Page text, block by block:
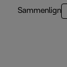
Sammenlign